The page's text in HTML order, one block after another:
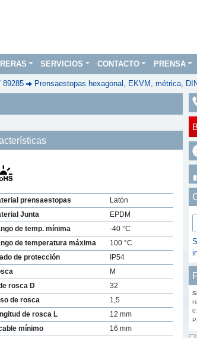
SERVICIOS CONTACTO PRENSA
89285 Prensaestopas hexagonal, EKVM, métrica,
prensaestopas
Latón
Junta
EPDM
de temp. mínima
-40 °C
de temperatura máxima
100 °C
de protección
IP54
M
rosca D
32
de rosca
1,5
de rosca L
12 mm
mínimo
16 mm